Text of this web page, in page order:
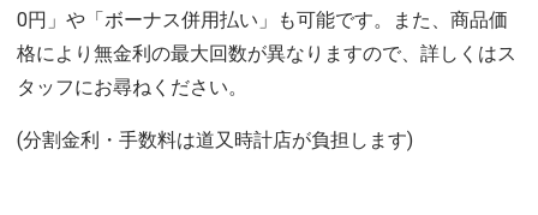
0円」や「ボーナス併用払い」も可能です。また、商品価
格により無金利の最大回数が異なりますので、詳しくはス
タッフにお尋ねください。
(分割金利・手数料は道又時計店が負担します)